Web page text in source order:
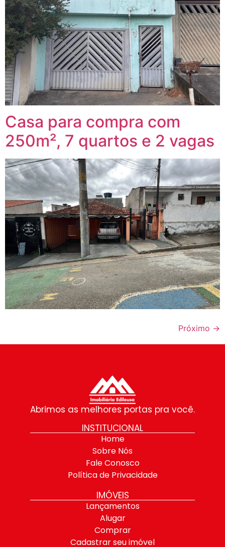
Casa para compra com
250m², 7 quartos e 2 vagas
Próximo →
Abrimos as melhores portas pra você.
INSTITUCIONAL
Home
Sobre Nós
Fale Conosco
Política de Privacidade
IMÓVEIS
Lançamentos
Alugar
Comprar
Cadastrar seu imóvel